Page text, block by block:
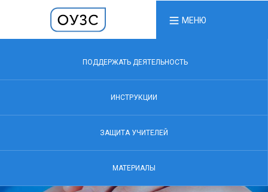
МЕНЮ
ПОДДЕРЖАТЬ ДЕЯТЕЛЬНОСТЬ
ИНСТРУКЦИИ
ЗАЩИТА УЧИТЕЛЕЙ
МАТЕРИАЛЫ